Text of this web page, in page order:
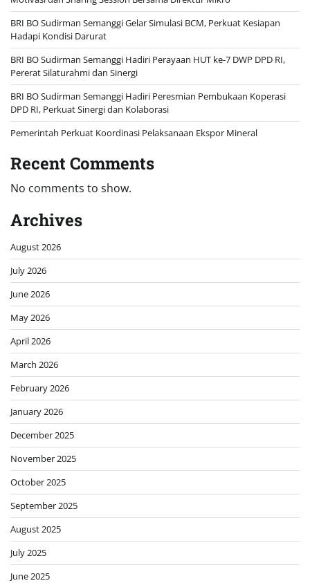
BRI BO Sudirman Semanggi Gelar Simulasi BCM, Perkuat Kesiapan
Hadapi Kondisi Darurat
BRI BO Sudirman Semanggi Hadiri Perayaan HUT ke-7 DWP DPD RI,
Pererat Silaturahmi dan Sinergi
BRI BO Sudirman Semanggi Hadiri Peresmian Pembukaan Koperasi
DPD RI, Perkuat Sinergi dan Kolaborasi
Pemerintah Perkuat Koordinasi Pelaksanaan Ekspor Mineral
Recent Comments
No comments to show.
Archives
August 2026
July 2026
June 2026
May 2026
April 2026
March 2026
February 2026
January 2026
December 2025
November 2025
October 2025
September 2025
August 2025
July 2025
June 2025